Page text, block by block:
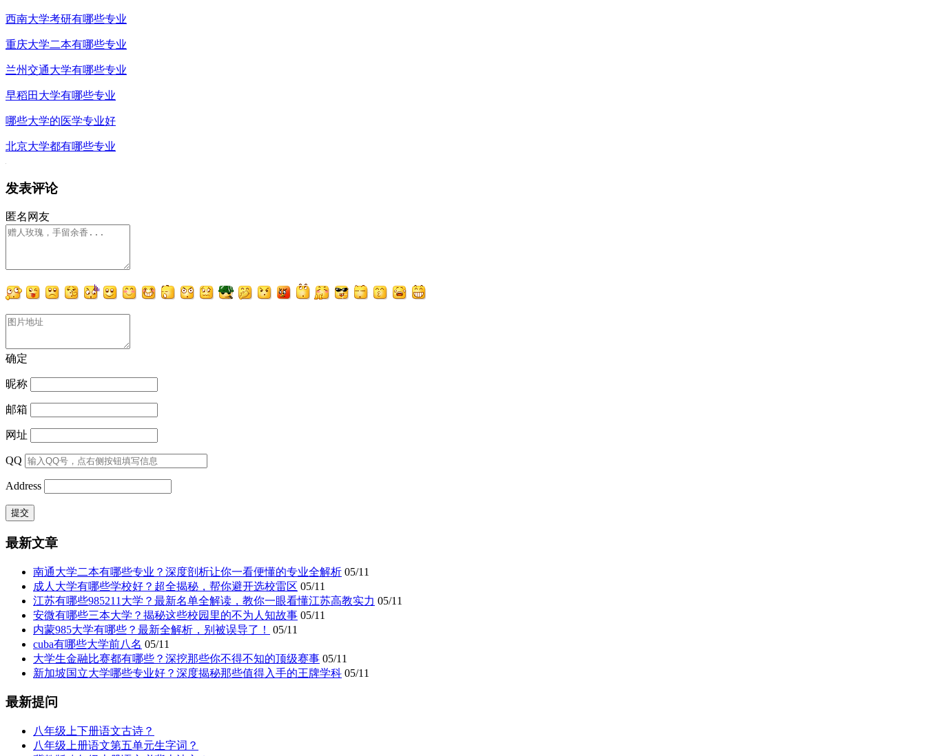
西南大学考研有哪些专业
重庆大学二本有哪些专业
兰州交通大学有哪些专业
早稻田大学有哪些专业
哪些大学的医学专业好
北京大学都有哪些专业
发表评论
匿名网友
确定
昵称
邮箱
网址
QQ
Address
最新文章
南通大学二本有哪些专业？深度剖析让你一看便懂的专业全解析 05/11
成人大学有哪些学校好？超全揭秘，帮你避开选校雷区 05/11
江苏有哪些985211大学？最新名单全解读，教你一眼看懂江苏高教实力 05/11
安微有哪些三本大学？揭秘这些校园里的不为人知故事 05/11
内蒙985大学有哪些？最新全解析，别被误导了！
05/11
cuba有哪些大学前八名 05/11
大学生金融比赛都有哪些？深挖那些你不得不知的顶级赛事 05/11
新加坡国立大学哪些专业好？深度揭秘那些值得入手的王牌学科 05/11
最新提问
八年级上下册语文古诗？
八年级上册语文第五单元生字词？